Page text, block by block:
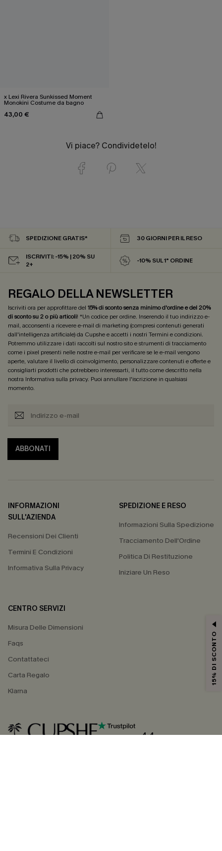
x Lexi Rivera Sunkissed Moment
Monokini Costume da bagno
43,00 €
Vi piace? Condividetelo!
SPEDIZIONE GRATIS* 30 GIORNI PER IL RESO
ISCRIVITI: -15% | 20% SU
2+
-10% SUL 1° ORDINE
REGALO DELLA NEWSLETTER
Iscriviti ora per approfittare del 15% di sconto senza minimo d'ordine e del 20%
di sconto su 2 o più articoli! *Un codice per ordine. Inserendo il tuo indirizzo e-
mail, acconsenti a ricevere e-mail di marketing (compresi contenuti generati
dall'intelligenza artificiale) da Cupshe e accetti i nostri Termini e condizioni.
Potremmo utilizzare i dati raccolti sul nostro sito e strumenti di tracciamento
come i pixel presenti nelle nostre e-mail per verificare se le e-mail vengono
aperte, valutare il livello di coinvolgimento, personalizzare contenuti e offerte e
consigliarti prodotti che potrebbero interessarti, il tutto come descritto nella
nostra Informativa sulla privacy. Puoi annullare l'iscrizione in qualsiasi
momento.
ABBONATI
INFORMAZIONI
SULL'AZIENDA
Recensioni Dei Clienti
Termini E Condizioni
Informativa Sulla Privacy
SPEDIZIONE E RESO
Informazioni Sulla Spedizione
Tracciamento Dell'Ordine
Politica Di Restituzione
Iniziare Un Reso
CENTRO SERVIZI
Misura Delle Dimensioni
Faqs
Contattateci
Carta Regalo
Klarna
4.4
15% DI SCONTO